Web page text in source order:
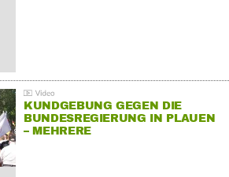
KUNDGEBUNG GEGEN DIE
BUNDESREGIERUNG IN PLAUEN
– MEHRERE